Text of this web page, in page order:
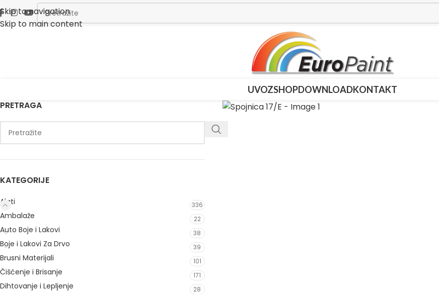
Skip to navigation
Skip to main content
UVOZSHOPDOWNLOADKONTAKT
PRETRAGA
KATEGORIJE
Alati 336
Ambalaže 22
Auto Boje i Lakovi 38
Boje i Lakovi Za Drvo 39
Brusni Materijali 101
Čišćenje i Brisanje 171
Dihtovanje i Lepljenje 28